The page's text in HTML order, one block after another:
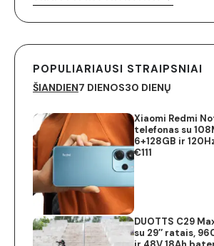
POPULIARIAUSI STRAIPSNIAI
ŠIANDIEN7 DIENOS30 DIENŲ
Xiaomi Redmi
telefonas su
6+128GB ir
€111
DUOTTS C29
su 29″ ratais,